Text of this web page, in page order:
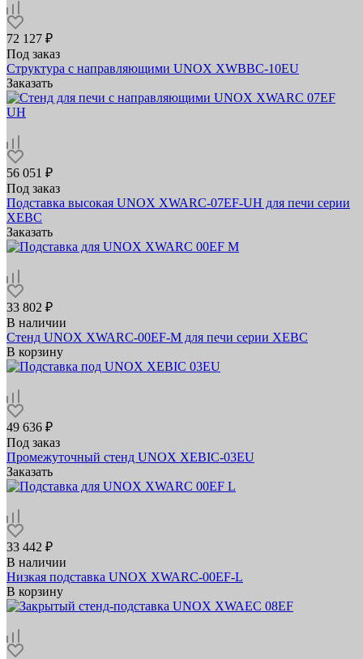
72 127 ₽
Под заказ
Структура с направляющими UNOX XWBBC-10EU
Заказать
56 051 ₽
Под заказ
Подставка высокая UNOX XWARC-07EF-UH для печи серии
XEBC
Заказать
33 802 ₽
В наличии
Стенд UNOX XWARC-00EF-M для печи серии XEBC
В корзину
49 636 ₽
Под заказ
Промежуточный стенд UNOX XEBIC-03EU
Заказать
33 442 ₽
В наличии
Низкая подставка UNOX XWARC-00EF-L
В корзину